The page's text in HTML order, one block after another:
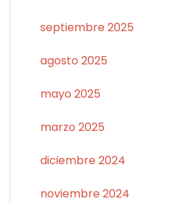
septiembre 2025
agosto 2025
mayo 2025
marzo 2025
diciembre 2024
noviembre 2024